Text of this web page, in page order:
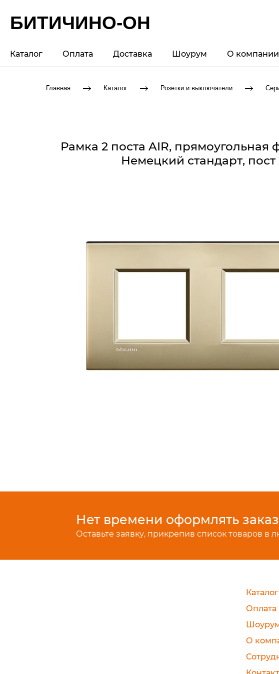
БИТИЧИНО-ОН
Каталог Оплата Доставка Шоурум О компании
Главная Каталог Розетки и выключатели
Рамка 2 поста AIR,
Немецкий стандарт, пост
Нет времени оформлять
Оставьте заявку, прикрепив список товаров в
Каталог
Оплата
О